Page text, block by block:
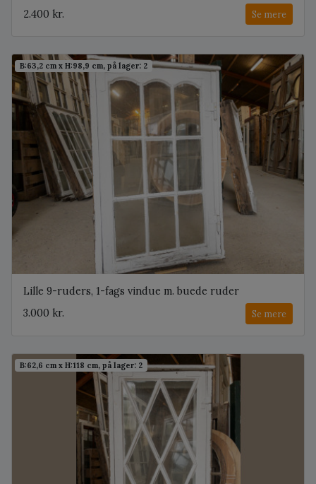
2.400 kr.
Se mere
B:63,2 cm x H:98,9 cm, på lager: 2
Lille 9-ruders, 1-fags vindue m. buede ruder
3.000 kr.
Se mere
B:62,6 cm x H:118 cm, på lager: 2